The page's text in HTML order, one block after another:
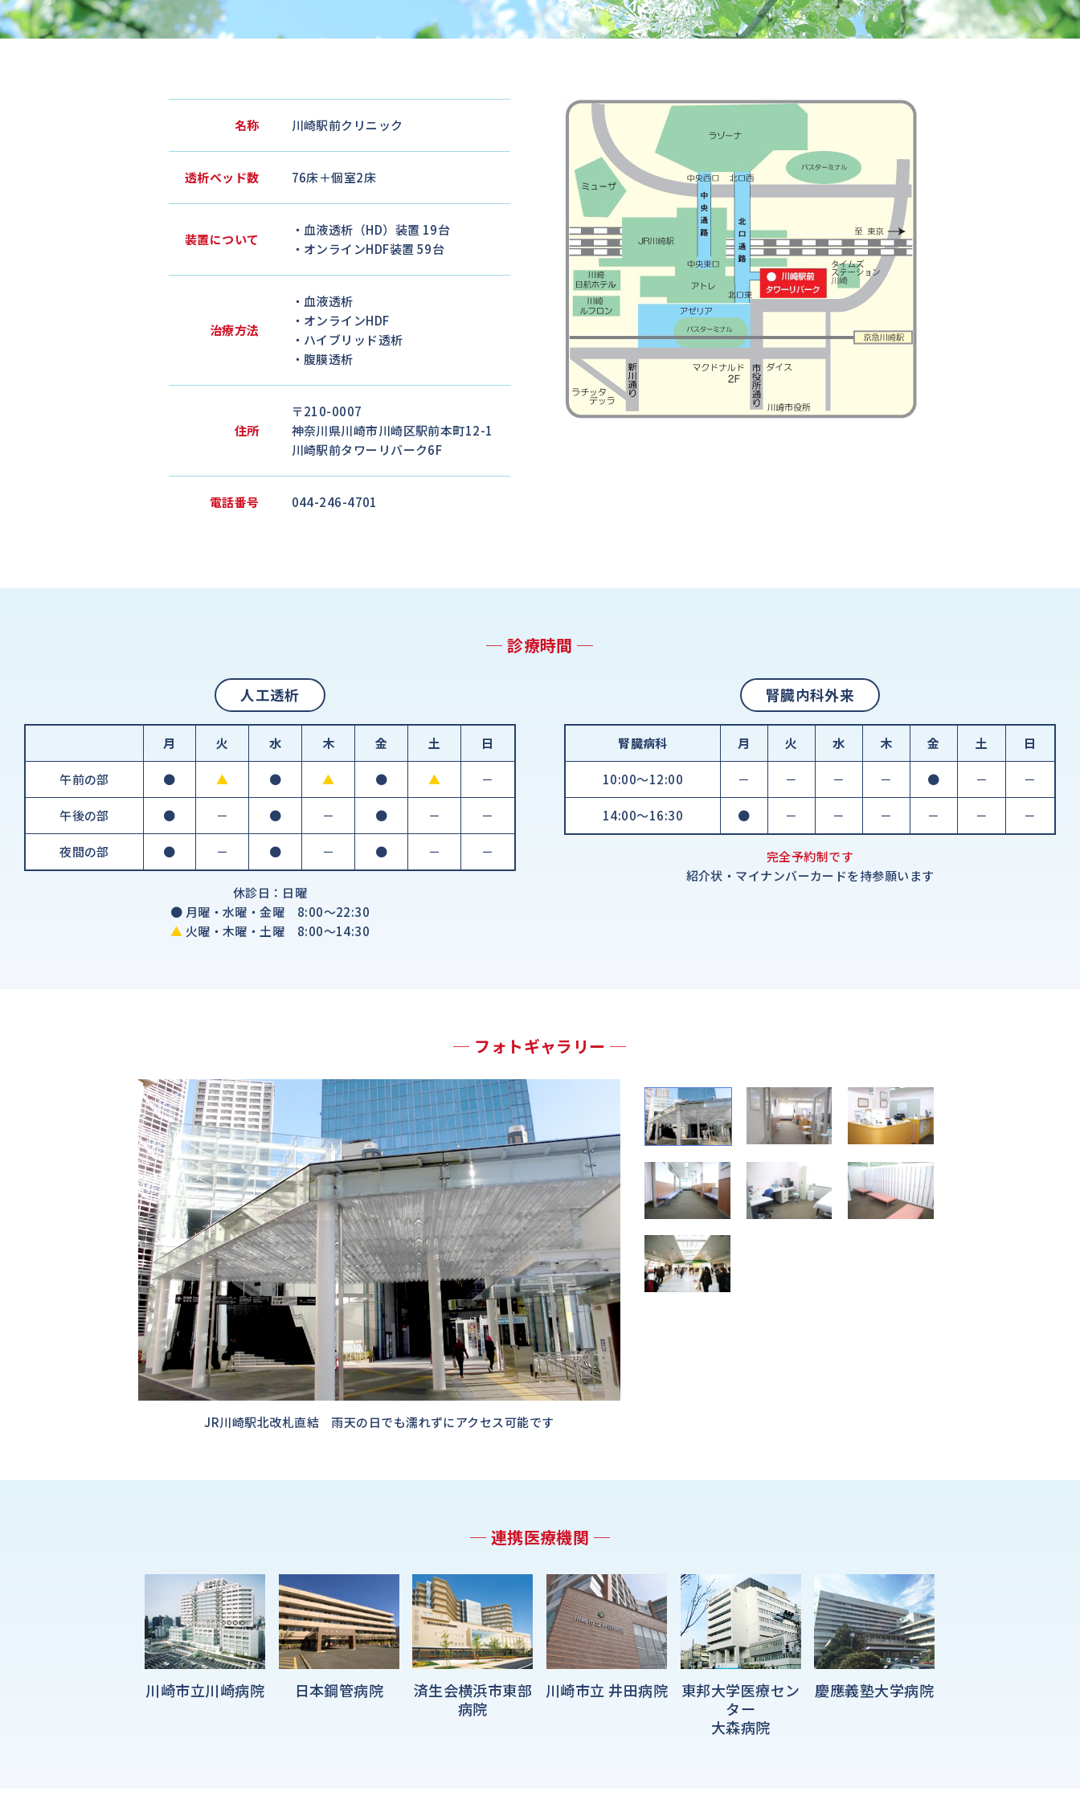
名称 川崎駅前クリニック
透析ベッド数 76床＋個室2床
装置について
・血液透析（HD）装置 19台
・オンラインHDF装置 59台
治療方法
・血液透析
・オンラインHDF
・ハイブリッド透析
・腹膜透析
住所
〒210-0007
神奈川県川崎市川崎区駅前本町12-1
川崎駅前タワーリバーク6F
電話番号 044-246-4701
─ 診療時間 ─
人工透析
月 火 水 木 金 土 日
午前の部 ● ▲ ● ▲ ● ▲ －
午後の部 ● － ● － ● － －
夜間の部 ● － ● － ● － －
休診日：日曜
● 月曜・水曜・金曜 8:00～22:30
▲ 火曜・木曜・土曜 8:00～14:30
腎臓内科外来
腎臓病科 月 火 水 木 金 土 日
10:00～12:00 － － － － ● － －
14:00～16:30 ● － － － － － －
完全予約制です
紹介状・マイナンバーカードを持参願います
─ フォトギャラリー ─
JR川崎駅北改札直結 雨天の日でも濡れずにアクセス可能です
─ 連携医療機関 ─
川崎市立川崎病院 日本鋼管病院
済生会横浜市東部
病院
川崎市立 井田病院
東邦大学医療セン
ター
大森病院
慶應義塾大学病院